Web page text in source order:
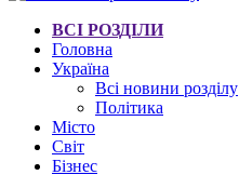
ВСІ РОЗДІЛИ
Головна
Україна
Всі новини розділу
Політика
Місто
Світ
Бізнес